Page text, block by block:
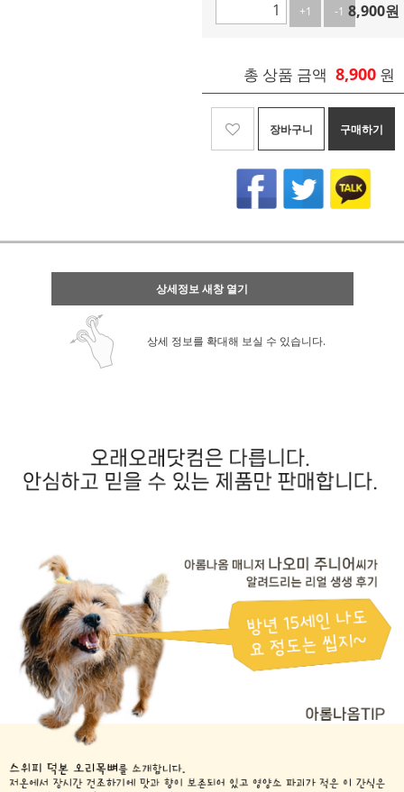
+1
-1 8,900원
총 상품 금액 8,900 원
장바구니 구매하기
상세정보 새창 열기
상세 정보를 확대해 보실 수 있습니다.